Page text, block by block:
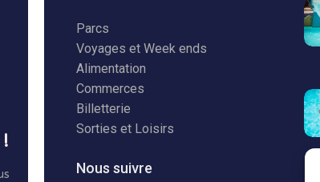
Parcs
Voyages et Week ends
Alimentation
Commerces
Billetterie
Sorties et Loisirs
Nous suivre